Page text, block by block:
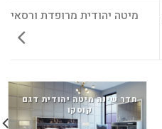
מיטה יהודית מרופדת ורסאי
חדר שינה מיטה יהודית דגם
קוסקו